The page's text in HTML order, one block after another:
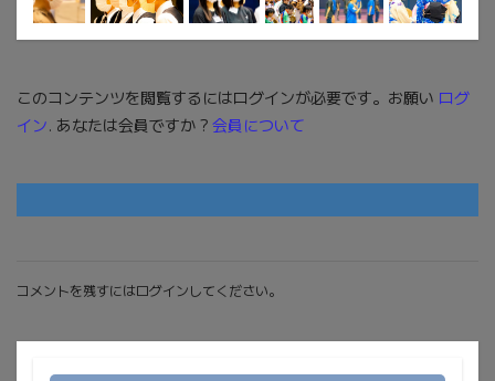
このコンテンツを閲覧するにはログインが必要です。お願い ログ
イン. あなたは会員ですか ? 会員について
コメントを残すにはログインしてください。